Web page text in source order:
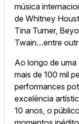
música
de Whitney
Tina Turner,
Twain…entre
Ao longo de
mais de 100 mil
performances
excelência
10 anos, o